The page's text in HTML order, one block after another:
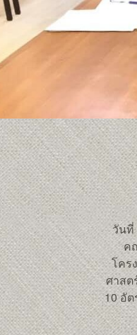
วันที่
ค
โคร
ศาสต
10 อั